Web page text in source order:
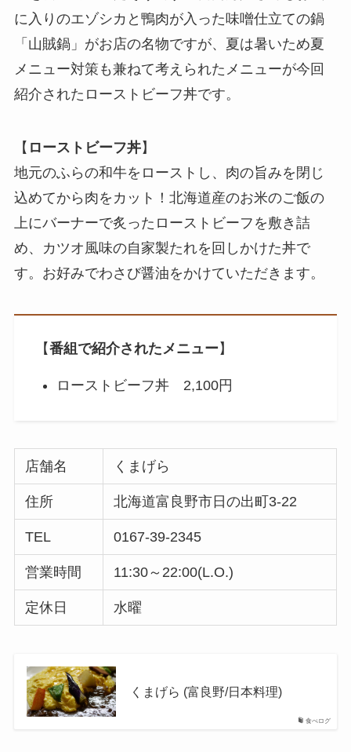
に入りのエゾシカと鴨肉が入った味噌仕立ての鍋
「山賊鍋」がお店の名物ですが、夏は暑いため夏
メニュー対策も兼ねて考えられたメニューが今回
紹介されたローストビーフ丼です。
【 ローストビーフ丼】
地元のふらの和牛をローストし、肉の旨みを閉じ
込めてから肉をカット！北海道産のお米のご飯の
上にバーナーで炙ったローストビーフを敷き詰
め、カツオ風味の自家製たれを回しかけた丼で
す。お好みでわさび醤油をかけていただきます。
【番組で紹介されたメニュー 】
ローストビーフ丼 2,100円
店舗名 くまげら
住所 北海道富良野市日の出町3-22
TEL 0167-39-2345
営業時間 11:30～22:00(L.O.)
定休日 水曜
食べログ
くまげら (富良野/日本料理)